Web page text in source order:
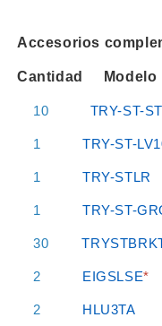
Accesorios
Cantidad
10 TRY-ST-
1 TRY-ST-
1 TRY-STLR
1 TRY-ST-
30
2 EIGSLSE*
2 HLU3TA